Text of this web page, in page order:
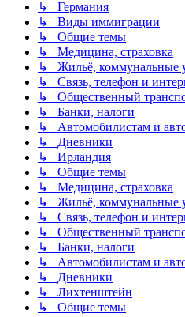
↳ Германия
↳ Виды иммиграции
↳ Общие темы
↳ Медицина, страховка
↳ Жильё, коммунальные
↳ Связь, телефон и
↳ Общественный
↳ Банки, налоги
↳ Автомобилистам и
↳ Дневники
↳ Ирландия
↳ Общие темы
↳ Медицина, страховка
↳ Жильё, коммунальные
↳ Связь, телефон и
↳ Общественный
↳ Банки, налоги
↳ Автомобилистам и
↳ Дневники
↳ Лихтенштейн
↳ Общие темы